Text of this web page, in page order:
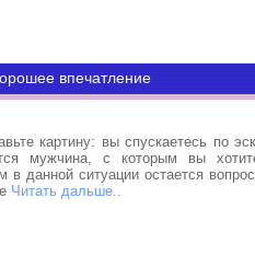
впечатление
картину: вы спускаетесь по
мужчина, с которым вы
в данной ситуации остается
Читать дальше..